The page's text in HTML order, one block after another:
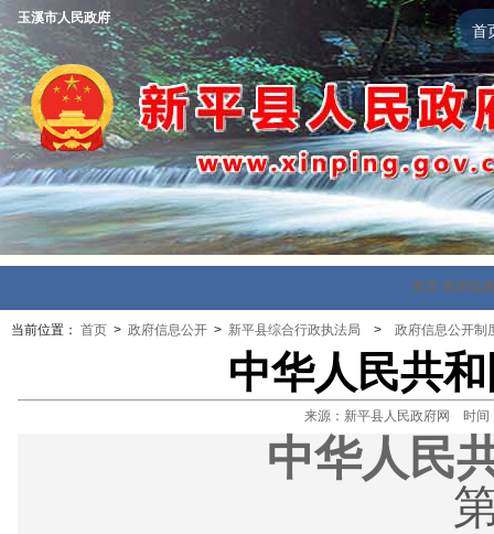
首
玉溪市人民政府
首页 政府信
当前位置： 首页 > 政府信息公开 > 新平县综合行政执法局 > 政府信息公开制
中华人民共
来源：新平县人民政府网 时
中华人民